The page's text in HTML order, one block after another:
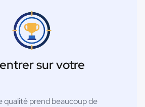
sur votre
qualité prend beaucoup de